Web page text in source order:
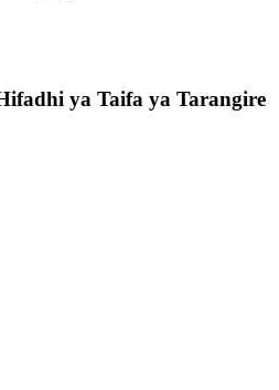
ya Taifa ya Tarangire